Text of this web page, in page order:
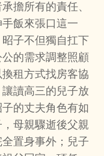
擔所有的責任、
飯來張口這一
子不但獨自扛下
的需求調整照顧
租方式找房客協
讀高三的兒子放
的丈夫角色有如
母親驟逝後父親
置身事外；兒子